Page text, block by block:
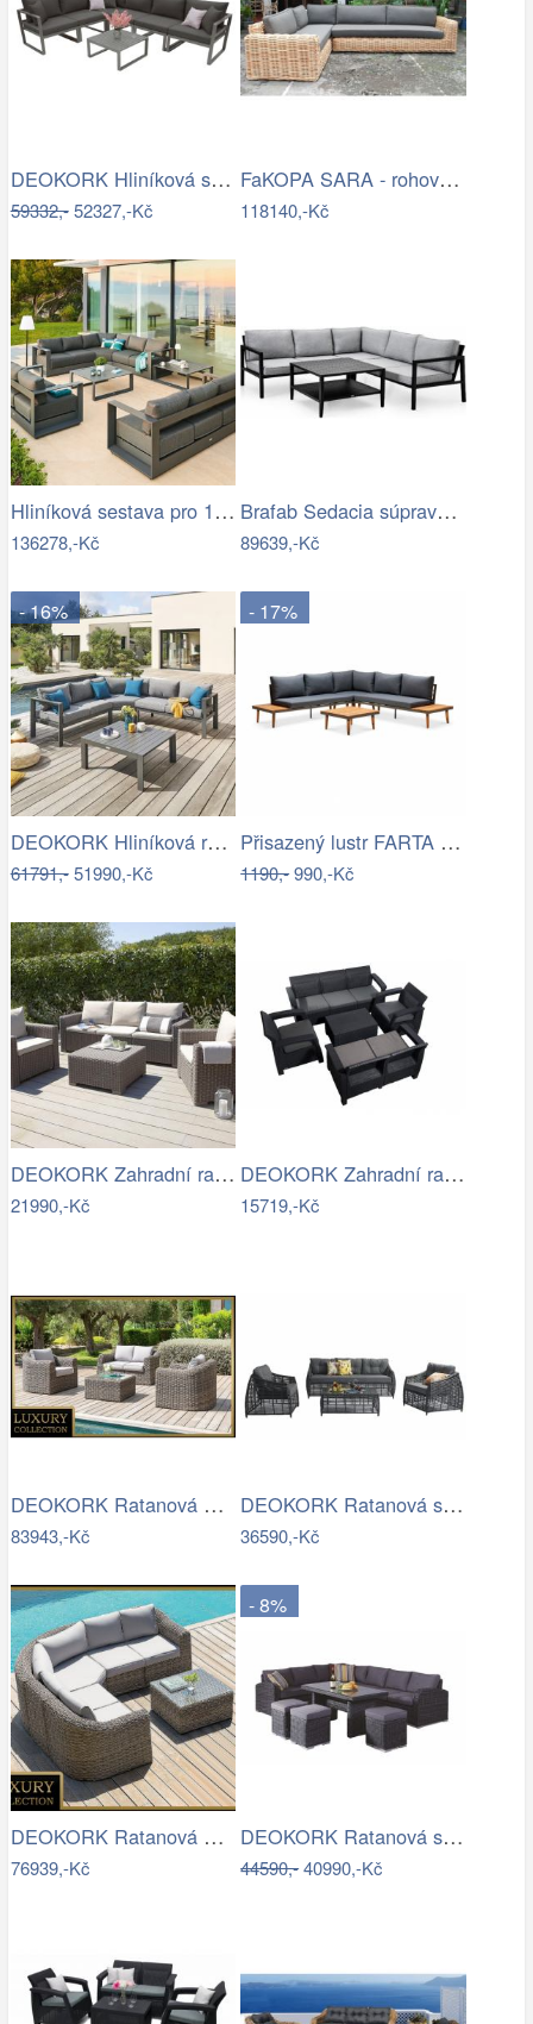
DEOKORK Hliníková sestava pro 6 osob…
59332,-52327,-Kč
FaKOPA SARA - rohová sedačka ze…
118140,-Kč
Hliníková sestava pro 10 osob MADRID …
136278,-Kč
Brafab Sedacia súprava BELFORT čierna -…
89639,-Kč
- 16%
DEOKORK Hliníková rohová sestava…
61791,-51990,-Kč
- 17%
Přisazený lustr FARTA 5xE27/60W/230V…
1190,-990,-Kč
DEOKORK Zahradní ratanová sestava…
21990,-Kč
DEOKORK Zahradní ratanová sestava …
15719,-Kč
DEOKORK Ratanová modulová sestava…
83943,-Kč
DEOKORK Ratanová sestava CHARLOTTE …
36590,-Kč
DEOKORK Ratanová modulová sestava…
76939,-Kč
- 8%
DEOKORK Ratanová sestava NAOMI antracit…
44590,-40990,-Kč